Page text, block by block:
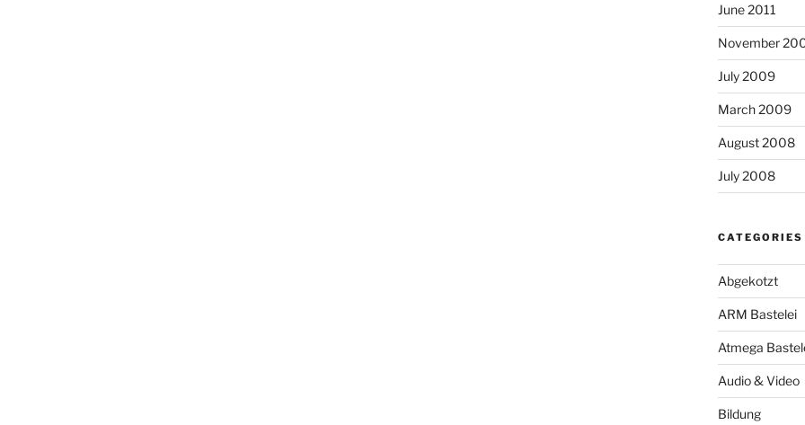
June 2011
November
July 2009
March 2009
August 2008
July 2008
CATEGORIES
Abgekotzt
ARM Bastelei
Atmega
Audio & Video
Bildung